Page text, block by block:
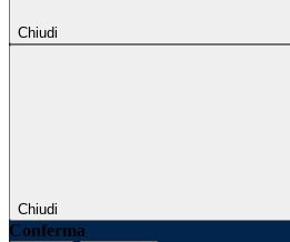
Chiudi
Chiudi
Conferma